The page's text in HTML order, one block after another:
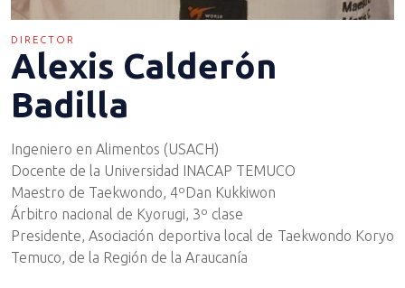
DIRECTOR
Alexis Calderón
Badilla
Ingeniero en Alimentos (USACH)
Docente de la Universidad INACAP TEMUCO
Maestro de Taekwondo, 4ºDan Kukkiwon
Árbitro nacional de Kyorugi, 3º clase
Presidente, Asociación deportiva local de Taekwondo Koryo
Temuco, de la Región de la Araucanía